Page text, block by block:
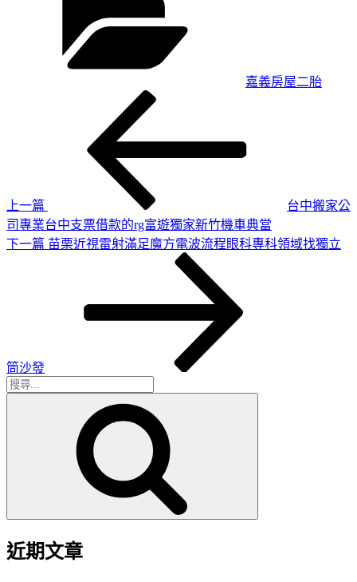
嘉義房屋二胎
上一篇
台中搬家公
司專業台中支票借款的rg富遊獨家新竹機車典當
下
下一篇 苗栗近視雷射滿足魔方電波流程眼科專科領域找獨立
筒沙發
搜
近期文章